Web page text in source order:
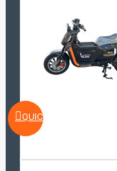
QUICKVIEW